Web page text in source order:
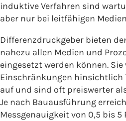
induktive Verfahren sind
aber nur bei leitfähigen
Differenzdruckgeber bieten
nahezu allen Medien und
eingesetzt werden können.
Einschränkungen hinsichtlich
auf und sind oft preiswerter
Je nach Bauausführung
Messgenauigkeit von 0,5 bis 5